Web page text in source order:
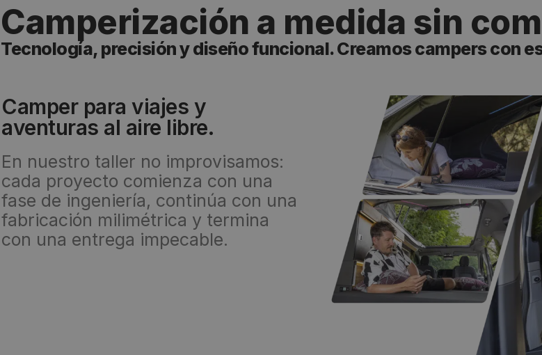
Camperización a medida sin
Tecnología, precisión y diseño funcional. Creamos campers con
Camper para viajes y
aventuras al aire libre.
En nuestro taller no improvisamos:
cada proyecto comienza con una
fase de ingeniería, continúa con una
fabricación milimétrica y termina
con una entrega impecable.